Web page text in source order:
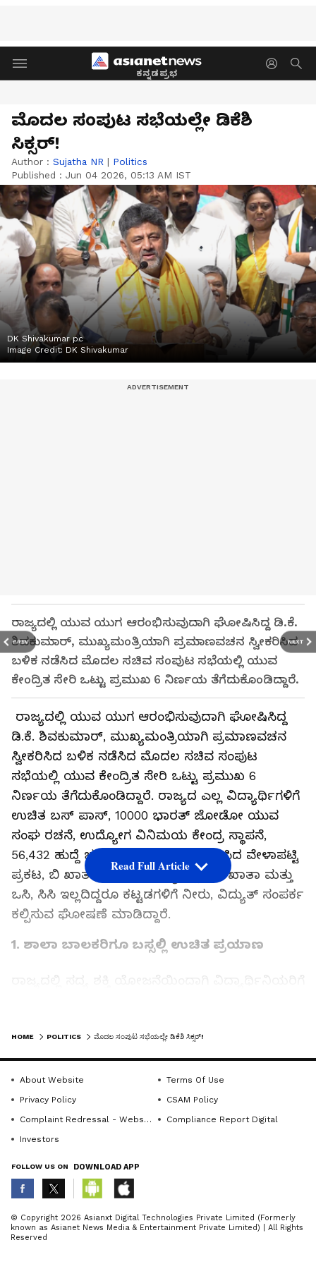
ಕನ್ನಡಪ್ರಭ
PREV NEXT
ಮೊದಲ ಸಂಪುಟ ಸಭೆಯಲ್ಲೇ ಡಿಕೆಶಿ
ಸಿಕ್ಸರ್‌!
Author : Sujatha NR | Politics
Published : Jun 04 2026, 05:13 AM IST
DK Shivakumar pc
Image Credit: DK Shivakumar
ರಾಜ್ಯದಲ್ಲಿ ಯುವ ಯುಗ ಆರಂಭಿಸುವುದಾಗಿ ಘೋಷಿಸಿದ್ದ ಡಿ.ಕೆ.
ಶಿವಕುಮಾರ್‌, ಮುಖ್ಯಮಂತ್ರಿಯಾಗಿ ಪ್ರಮಾಣವಚನ ಸ್ವೀಕರಿಸಿದ
ಬಳಿಕ ನಡೆಸಿದ ಮೊದಲ ಸಚಿವ ಸಂಪುಟ ಸಭೆಯಲ್ಲಿ ಯುವ
ಕೇಂದ್ರಿತ ಸೇರಿ ಒಟ್ಟು ಪ್ರಮುಖ 6 ನಿರ್ಣಯ ತೆಗೆದುಕೊಂಡಿದ್ದಾರೆ.
ರಾಜ್ಯದಲ್ಲಿ ಯುವ ಯುಗ ಆರಂಭಿಸುವುದಾಗಿ ಘೋಷಿಸಿದ್ದ
ಡಿ.ಕೆ. ಶಿವಕುಮಾರ್‌, ಮುಖ್ಯಮಂತ್ರಿಯಾಗಿ ಪ್ರಮಾಣವಚನ
ಸ್ವೀಕರಿಸಿದ ಬಳಿಕ ನಡೆಸಿದ ಮೊದಲ ಸಚಿವ ಸಂಪುಟ
ಸಭೆಯಲ್ಲಿ ಯುವ ಕೇಂದ್ರಿತ ಸೇರಿ ಒಟ್ಟು ಪ್ರಮುಖ 6
ನಿರ್ಣಯ ತೆಗೆದುಕೊಂಡಿದ್ದಾರೆ. ರಾಜ್ಯದ ಎಲ್ಲ ವಿದ್ಯಾರ್ಥಿಗಳಿಗೆ
ಉಚಿತ ಬಸ್‌ ಪಾಸ್‌, 10000 ಭಾರತ್‌ ಜೋಡೋ ಯುವ
ಸಂಘ ರಚನೆ, ಉದ್ಯೋಗ ವಿನಿಮಯ ಕೇಂದ್ರ ಸ್ಥಾಪನೆ,
56,432 ಹುದ್ದೆ ಭರ್ತಿ ನೇಮಕಾತಿಗೆ ಸಂಬಂಧಿಸಿದ ವೇಳಾಪಟ್ಟಿ
ಪ್ರಕಟ, ಬಿ ಖಾತಾ ಆಸ್ತಿಗಳಿಗೆ ರಾಜ್ಯದೆಲ್ಲೆಡೆ ಎ ಖಾತಾ ಮತ್ತು
ಒಸಿ, ಸಿಸಿ ಇಲ್ಲದಿದ್ದರೂ ಕಟ್ಟಡಗಳಿಗೆ ನೀರು, ವಿದ್ಯುತ್‌ ಸಂಪರ್ಕ
ಕಲ್ಪಿಸುವ ಘೋಷಣೆ ಮಾಡಿದ್ದಾರೆ.
1. ಶಾಲಾ ಬಾಲಕರಿಗೂ ಬಸ್ಸಲ್ಲಿ ಉಚಿತ ಪ್ರಯಾಣ
ಬಸ್‌ ಪಾಸ್‌ ಖರೀದಿಸಿ ಪ್ರಯಾಣಿಸುತ್ತಿದ್ದಾರೆ. ಹೀಗಾಗಿ ಉಚಿತ
ಪ್ರಯಾಣದ ಯೋಜನೆಯನ್ನು ಇದೀಗ ಬಾಲಕರಿಗೂ
ವಿಸ್ತರಿಸಲಾಗಿದೆ. ಇದರಿಂದ 10 ಲಕ್ಷ ವಿದ್ಯಾರ್ಥಿಗಳಿಗೆ
ಅನುಕೂಲವಾಗಲಿದೆ. 10 ಲಕ್ಷ ವಿದ್ಯಾರ್ಥಿಗಳಿಗೆ ಉಚಿತ ಬಸ್‌
ಪಾಸ್‌ ನೀಡಲು ಸರ್ಕಾರ 1700 ಕೋಟಿ ರು.ಗಳನ್ನು
ವ್ಯಯಿಸಲಿದೆ.
2. 10000 ಭಾರತ್‌ ಜೋಡೋ ಯುವ ಸಂಘ ರಚನೆ
ಯುವಕರನ್ನು ಕ್ರೀಡೆ, ಸಾಂಸ್ಕೃತಿಕ ಚಟುವಟಿಕೆಯಲ್ಲಿ
ತೊಡಗಿಸುವುದು, ಅವರಲ್ಲಿ ನಾಯಕತ್ವ ಗುಣ ಬೆಳೆಸುವ
Read Full Article
ABOUT THE AUTHOR
SN Sujatha NR
HOME POLITICS ಮೊದಲ ಸಂಪುಟ ಸಭೆಯಲ್ಲೇ ಡಿಕೆಶಿ ಸಿಕ್ಸರ್‌!
About Website
Terms Of Use
Privacy Policy
CSAM Policy
Complaint Redressal - Website
Compliance Report Digital
Investors
FOLLOW US ON DOWNLOAD APP
© Copyright 2026 Asianxt Digital Technologies Private Limited (Formerly
known as Asianet News Media & Entertainment Private Limited) | All Rights
Reserved